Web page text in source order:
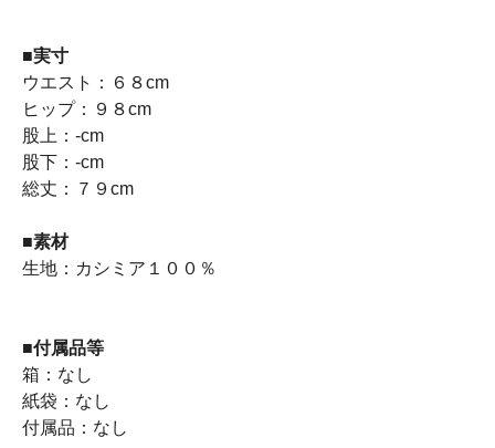
■実寸
ウエスト：６８cm
ヒップ：９８cm
股上：-cm
股下：-cm
総丈：７９cm
■素材
生地：カシミア１００％
■付属品等
箱：なし
紙袋：なし
付属品：なし